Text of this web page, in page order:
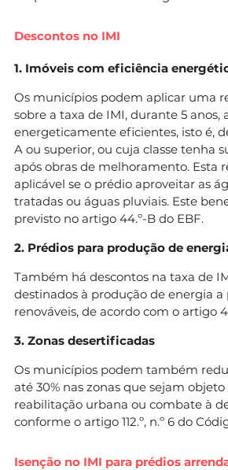
Descontos no IMI
1. Imóveis com eficiência
Os municípios podem aplicar uma
sobre a taxa de IMI, durante 5 anos,
energeticamente eficientes, isto é,
A ou superior, ou cuja classe tenha
após obras de melhoramento. Esta
aplicável se o prédio aproveitar as
tratadas ou águas pluviais. Este
previsto no artigo 44.º-B do EBF.
2. Prédios para produção de
Também há descontos na taxa de
destinados à produção de energia
renováveis, de acordo com o artigo
3. Zonas desertificadas
Os municípios podem também
até 30% nas zonas que sejam
reabilitação urbana ou combate à
conforme o artigo 112.º, n.º 6 do
Isenção no IMI para prédios